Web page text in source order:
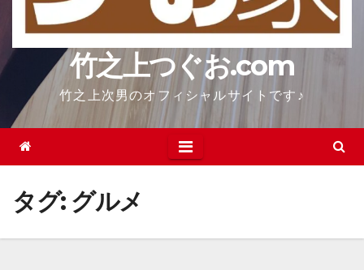
竹之上つぐお.com
竹之上次男のオフィシャルサイトです♪
タグ: グルメ